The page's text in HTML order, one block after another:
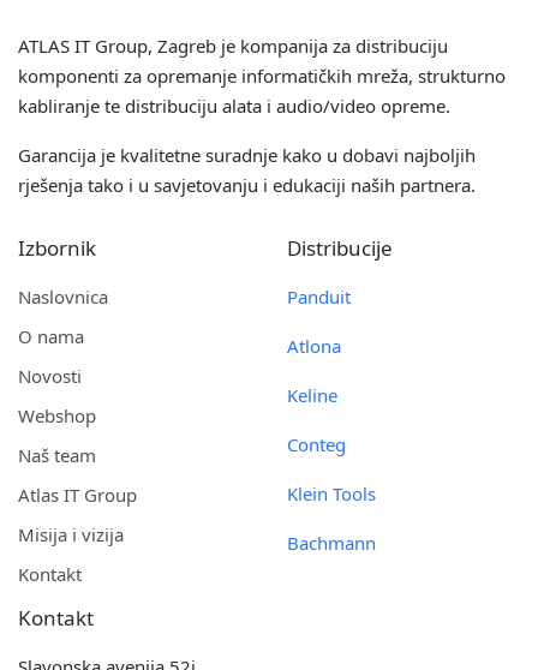
ATLAS IT Group, Zagreb je kompanija za distribuciju
komponenti za opremanje informatičkih mreža, strukturno
kabliranje te distribuciju alata i audio/video opreme.
Garancija je kvalitetne suradnje kako u dobavi najboljih
rješenja tako i u savjetovanju i edukaciji naših partnera.
Izbornik
Naslovnica
O nama
Novosti
Webshop
Naš team
Atlas IT Group
Misija i vizija
Kontakt
Distribucije
Panduit
Atlona
Keline
Conteg
Klein Tools
Bachmann
Kontakt